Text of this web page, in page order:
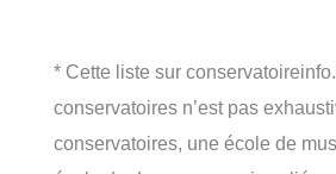
* Cette liste sur
conservatoires n’est pas
conservatoires, une école de